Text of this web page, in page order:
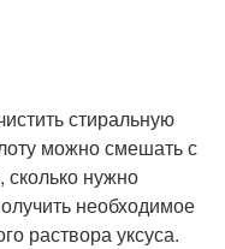
стиральную
можно смешать с
нужно
необходимое
раствора уксуса.